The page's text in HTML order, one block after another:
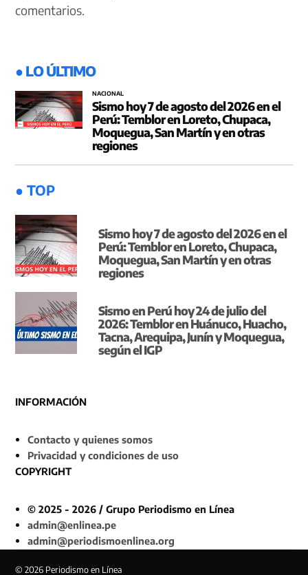
comentarios.
● LO ÚLTIMO
NACIONAL
Sismo hoy 7 de agosto del 2026 en el
Perú: Temblor en Loreto, Chupaca,
Moquegua, San Martín y en otras
regiones
● TOP
Sismo hoy 7 de agosto del 2026 en el
Perú: Temblor en Loreto, Chupaca,
Moquegua, San Martín y en otras
regiones
Sismo en Perú hoy 24 de julio del
2026: Temblor en Huánuco, Huacho,
Tacna, Arequipa, Junín y Moquegua,
según el IGP
INFORMACIÓN
Contacto y quienes somos
Privacidad y condiciones de uso
COPYRIGHT
© 2025 - 2026 / Grupo Periodismo en Línea
admin@enlinea.pe
admin@periodismoenlinea.org
© 2026 Periodismo en Línea